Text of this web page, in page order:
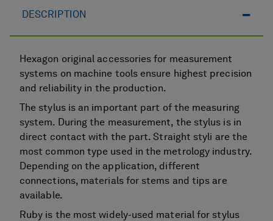
DESCRIPTION
Hexagon original accessories for measurement
systems on machine tools ensure highest precision
and reliability in the production.
The stylus is an important part of the measuring
system. During the measurement, the stylus is in
direct contact with the part. Straight styli are the
most common type used in the metrology industry.
Depending on the application, different
connections, materials for stems and tips are
available.
Ruby is the most widely-used material for stylus